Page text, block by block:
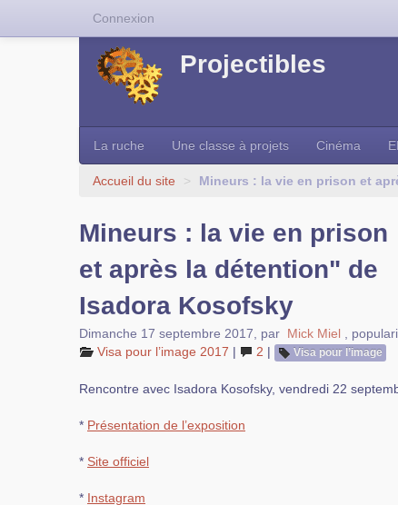
Projectibles
La ruche Une classe à projets Cinéma
Accueil du site > Mineurs : la vie en prison et
Mineurs : la vie en prison
et après la détention" de
Isadora Kosofsky
Dimanche 17 septembre 2017 par Mick Miel
Visa pour l’image 2017 | 2 | Visa pour l’image
Rencontre avec Isadora Kosofsky, vendredi 22
* Présentation de l’exposition
* Site officiel
* Instagram
Connexion